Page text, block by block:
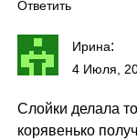
Ответить
Ирина:
4 Июля,
Слойки делала
корявенько